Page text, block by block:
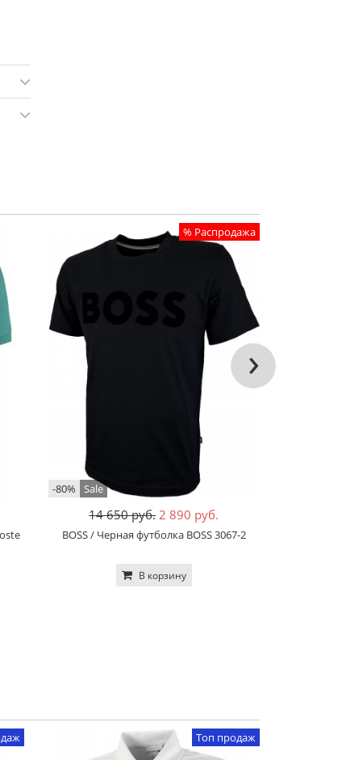
% Распродажа
-80% Sale
14 650 руб. 2 890 руб.
BOSS / Черная футболка BOSS 3067-2
В корзину
›
Топ продаж